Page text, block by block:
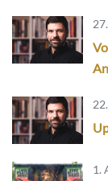
1.